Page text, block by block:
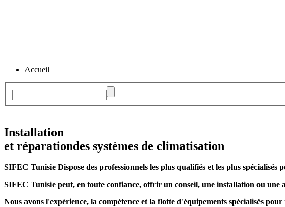
Accueil
Installation
et réparationdes systèmes de climatisation
SIFEC Tunisie Dispose des professionnels les plus qualifiés et les plus
SIFEC Tunisie peut, en toute confiance, offrir un conseil, une installation ou une
Nous avons l'expérience, la compétence et la flotte d'équipements spécialisés